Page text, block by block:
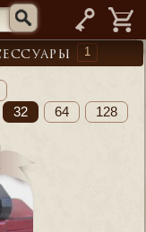
—
1
32 64 128